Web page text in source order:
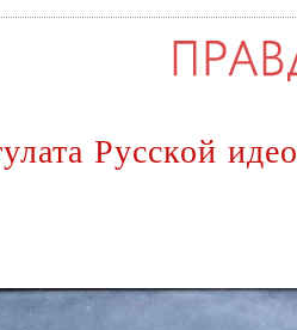
Русской